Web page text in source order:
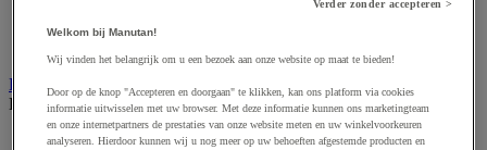
Accessoires voor spijkermachine
Elektrische toebehoren en verlichting
Bekijk de hele productgroep
Accessoires voor elektrisch schakelpaneel
Verder zonder accepteren >
Welkom bij Manutan!
Wij vinden het belangrijk om u een bezoek aan onze website op maat te bieden!
Door op de knop "Accepteren en doorgaan" te klikken, kan ons platform via cookies
informatie uitwisselen met uw browser. Met deze informatie kunnen ons marketingteam
en onze internetpartners de prestaties van onze website meten en uw winkelvoorkeuren
analyseren. Hierdoor kunnen wij u nog meer op uw behoeften afgestemde producten en